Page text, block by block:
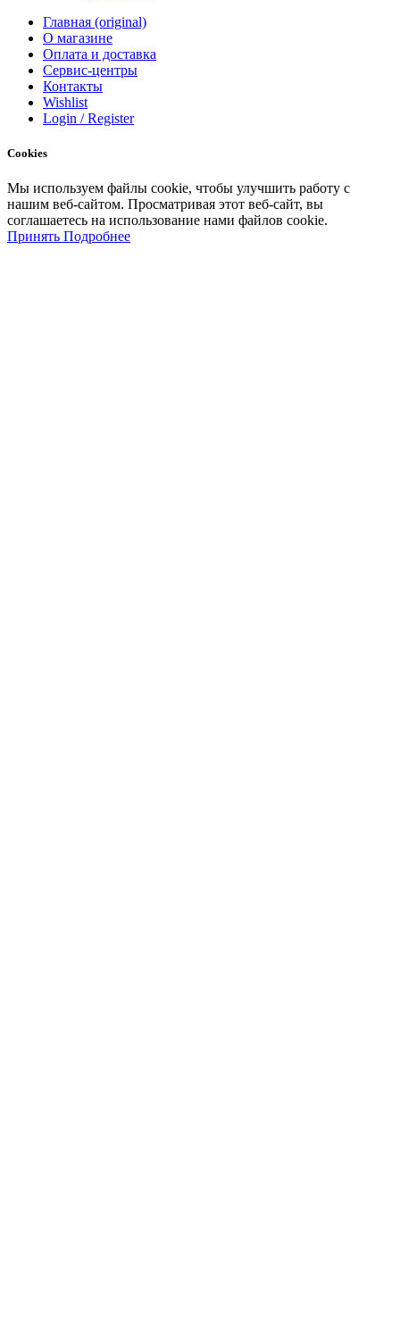
Главная (original)
О магазине
Оплата и доставка
Сервис-центры
Контакты
Wishlist
Login / Register
Cookies
Мы используем файлы cookie, чтобы улучшить работу с
нашим веб-сайтом. Просматривая этот веб-сайт, вы
соглашаетесь на использование нами файлов cookie.
Принять Подробнее